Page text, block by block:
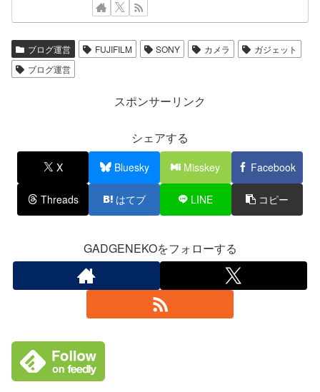
ブログ運営 FUJIFILM SONY カメラ
ガジェット
ブログ運営
スポンサーリンク
シェアする
X Bluesky Misskey Facebook
Threads はてブ LINE コピー
GADGENEKOをフォローする